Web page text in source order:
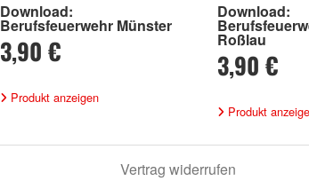
Download:
Berufsfeuerwehr Münster
3,90 €
Produkt anzeigen
Download:
Roßlau
3,90 €
Produkt
Vertrag widerrufen